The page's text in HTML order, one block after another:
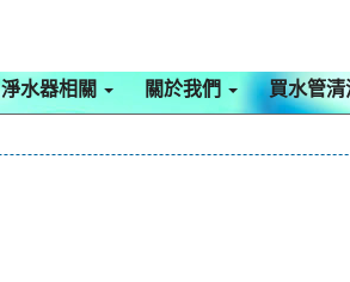
淨水器相關 關於我們 買水管清